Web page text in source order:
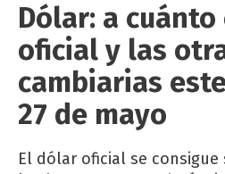
Dólar: a
oficial y las
cambiarias
27 de mayo
El dólar oficial se consigue